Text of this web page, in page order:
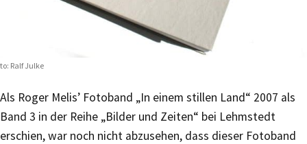
Ralf Julke
Als Roger Melis’ Fotoband „In einem stillen Land“ 2007 als
Band 3 in der Reihe „Bilder und Zeiten“ bei Lehmstedt
erschien, war noch nicht abzusehen, dass dieser Fotoband